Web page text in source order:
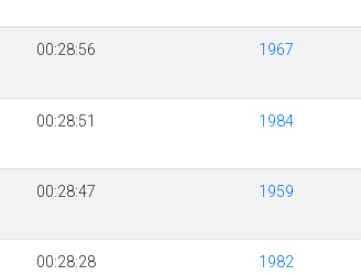
00:28:56 1967
00:28:51 1984
00:28:47 1959
00:28:28 1982